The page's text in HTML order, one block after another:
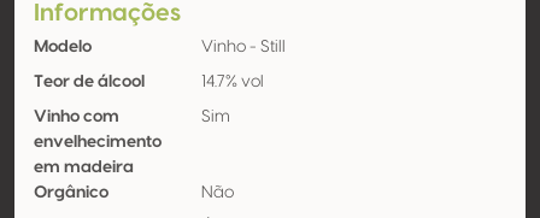
Informações
Modelo Vinho - Still
Teor de álcool 14.7% vol
Vinho com
envelhecimento
em madeira
Sim
Orgânico Não